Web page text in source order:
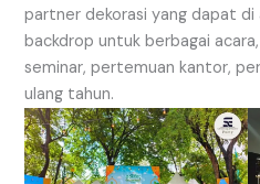
partner dekorasi yang dapat di
backdrop untuk berbagai
seminar, pertemuan kantor,
ulang tahun.